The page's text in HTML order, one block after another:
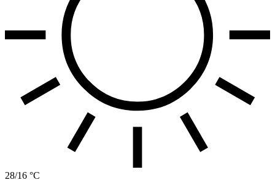
28/16 °C